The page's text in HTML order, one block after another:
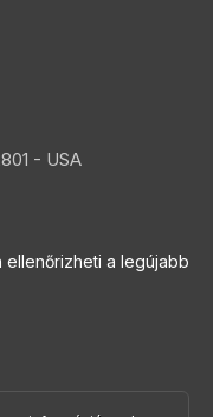
- USA
ellenőrizheti a legújabb